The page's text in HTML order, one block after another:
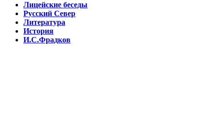
Лицейские беседы
Русский Север
Литература
История
И.С.Фрадков